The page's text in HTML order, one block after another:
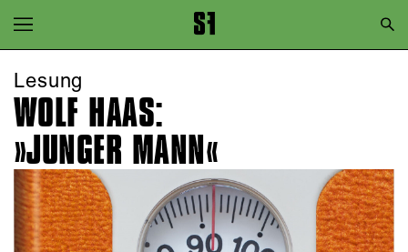
Zur Hauptnavigation springen
Zum Footer springen
Lesung
WOLF HAAS:
»JUNGER MANN«